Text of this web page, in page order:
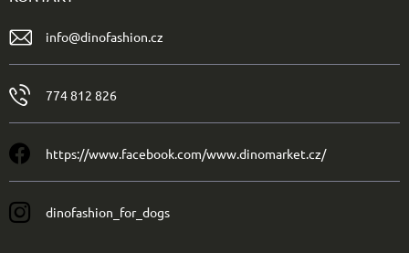
info@dinofashion.cz
774 812 826
https://www.facebook.com/www.dinomarket.cz/
dinofashion_for_dogs